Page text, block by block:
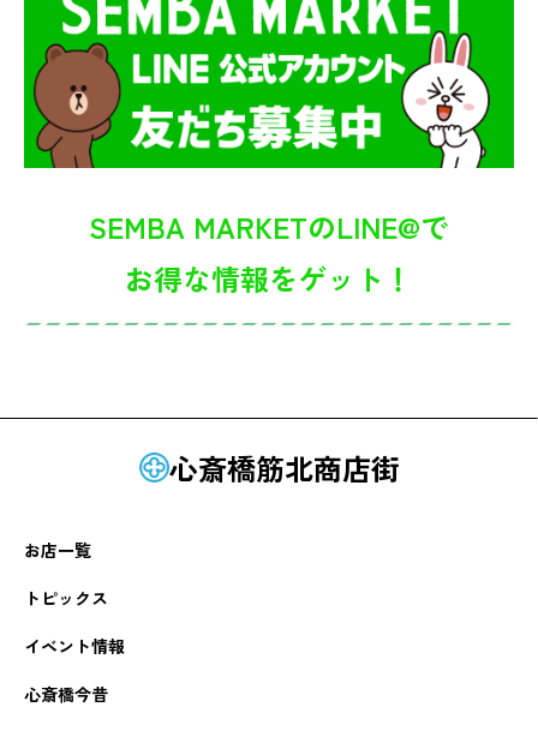
SEMBA MARKETのLINE@で
お得な情報をゲット！
心斎橋筋北商店街
お店一覧
トピックス
イベント情報
心斎橋今昔